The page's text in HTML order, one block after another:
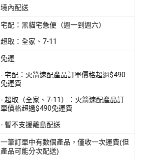
境內配送
宅配：黑貓宅急便（週一到週六）
超取：全家、7-11
免運
- 宅配：火箭速配產品訂單價格超過$490
免運費
- 超取（全家、7-11）：火箭速配產品訂
單價格超過$490免運費
- 暫不支援離島配送
一筆訂單中有數個產品，僅收一次運費(但
產品可能分次配送)